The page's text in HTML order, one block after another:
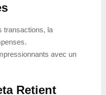
transactions, la
avec un
Retient